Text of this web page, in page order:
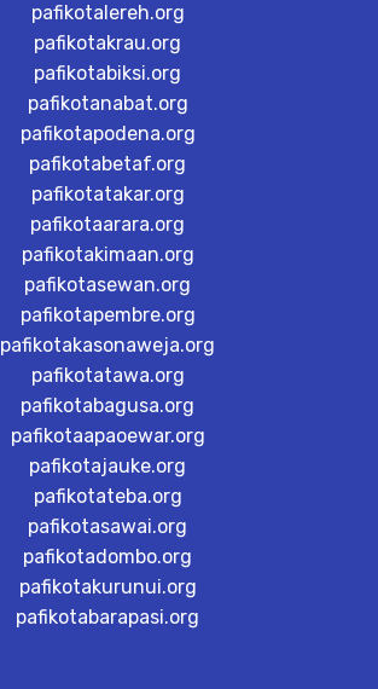
pafikotalereh.org
pafikotakrau.org
pafikotabiksi.org
pafikotanabat.org
pafikotapodena.org
pafikotabetaf.org
pafikotatakar.org
pafikotaarara.org
pafikotakimaan.org
pafikotasewan.org
pafikotapembre.org
pafikotakasonaweja.org
pafikotatawa.org
pafikotabagusa.org
pafikotaapaoewar.org
pafikotajauke.org
pafikotateba.org
pafikotasawai.org
pafikotadombo.org
pafikotakurunui.org
pafikotabarapasi.org